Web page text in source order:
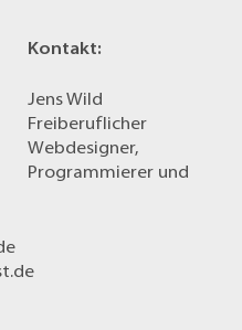
Kontakt:
Jens Wild
Freiberuflicher
Webdesigner,
Programmierer und